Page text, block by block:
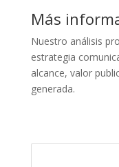
Más
Nuestro análisis
estrategia
alcance, valor
generada.